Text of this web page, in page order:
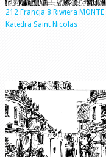
212 Francja 8 Riwiera MONTE
Katedra Saint Nicolas